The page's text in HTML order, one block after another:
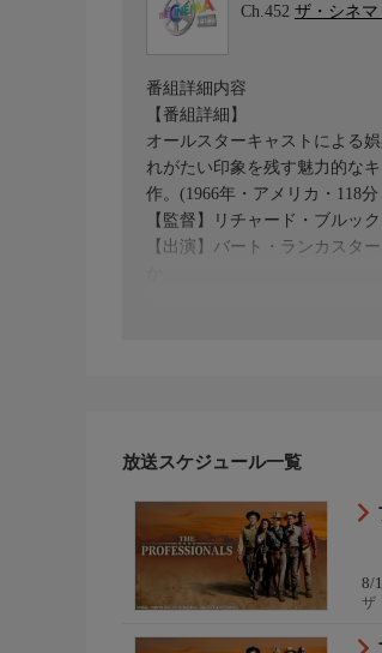
Ch.452 ザ・シネマ
番組詳細内容
【番組詳細】
オールスターキャストによる
れがたい印象を残す魅力的な
作。(1966年・アメリカ・118
【監督】リチャード・ブルック
【出演】バート・ランカスタ
放送スケジュール一覧
8/
ザ